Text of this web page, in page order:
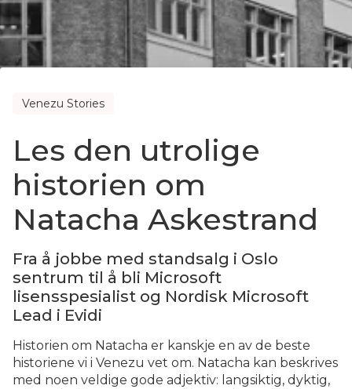
Venezu Stories
Les den utrolige
historien om
Natacha Askestrand
Fra å jobbe med standsalg i Oslo
sentrum til å bli Microsoft
lisensspesialist og Nordisk Microsoft
Lead i Evidi
Historien om Natacha er kanskje en av de beste
historiene vi i Venezu vet om. Natacha kan beskrives
med noen veldige gode adjektiv: langsiktig, dyktig,